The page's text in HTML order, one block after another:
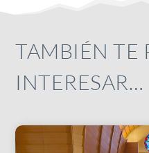
TAMBIÉN TE
INTERESAR…